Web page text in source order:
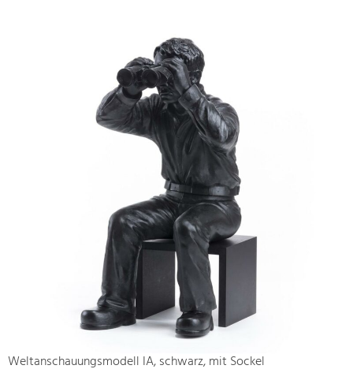
Weltanschauungsmodell IA, schwarz, mit Sockel